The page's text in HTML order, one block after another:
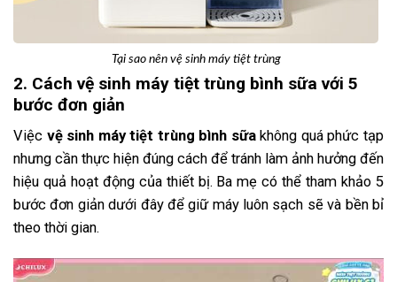
Tại sao nên vệ sinh máy tiệt trùng
2. Cách vệ sinh máy tiệt trùng bình sữa với 5
bước đơn giản
Việc vệ sinh máy tiệt trùng bình sữakhông quá phức tạp
nhưng cần thực hiện đúng cách để tránh làm ảnh hưởng đến
hiệu quả hoạt động của thiết bị. Ba mẹ có thể tham khảo 5
bước đơn giản dưới đây để giữ máy luôn sạch sẽ và bền bỉ
theo thời gian.